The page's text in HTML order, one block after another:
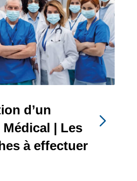
d’un
| Les
à effectuer